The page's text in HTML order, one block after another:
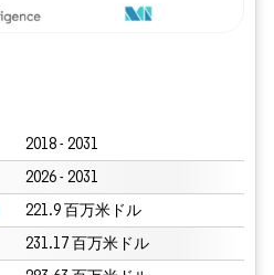
2018 - 2031
2026 - 2031
221.9 百万米ドル
231.17 百万米ドル